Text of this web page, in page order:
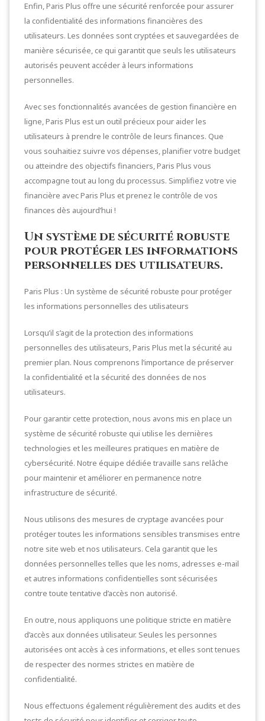
Enfin, Paris Plus offre une sécurité renforcée pour assurer
la confidentialité des informations financières des
utilisateurs. Les données sont cryptées et sauvegardées de
manière sécurisée, ce qui garantit que seuls les utilisateurs
autorisés peuvent accéder à leurs informations
personnelles.
Avec ses fonctionnalités avancées de gestion financière en
ligne, Paris Plus est un outil précieux pour aider les
utilisateurs à prendre le contrôle de leurs finances. Que
vous souhaitiez suivre vos dépenses, planifier votre budget
ou atteindre des objectifs financiers, Paris Plus vous
accompagne tout au long du processus. Simplifiez votre vie
financière avec Paris Plus et prenez le contrôle de vos
finances dès aujourd’hui !
Un système de sécurité robuste
pour protéger les informations
personnelles des utilisateurs.
Paris Plus : Un système de sécurité robuste pour protéger
les informations personnelles des utilisateurs
Lorsqu’il s’agit de la protection des informations
personnelles des utilisateurs, Paris Plus met la sécurité au
premier plan. Nous comprenons l’importance de préserver
la confidentialité et la sécurité des données de nos
utilisateurs.
Pour garantir cette protection, nous avons mis en place un
système de sécurité robuste qui utilise les dernières
technologies et les meilleures pratiques en matière de
cybersécurité. Notre équipe dédiée travaille sans relâche
pour maintenir et améliorer en permanence notre
infrastructure de sécurité.
Nous utilisons des mesures de cryptage avancées pour
protéger toutes les informations sensibles transmises entre
notre site web et nos utilisateurs. Cela garantit que les
données personnelles telles que les noms, adresses e-mail
et autres informations confidentielles sont sécurisées
contre toute tentative d’accès non autorisé.
En outre, nous appliquons une politique stricte en matière
d’accès aux données utilisateur. Seules les personnes
autorisées ont accès à ces informations, et elles sont tenues
de respecter des normes strictes en matière de
confidentialité.
Nous effectuons également régulièrement des audits et des